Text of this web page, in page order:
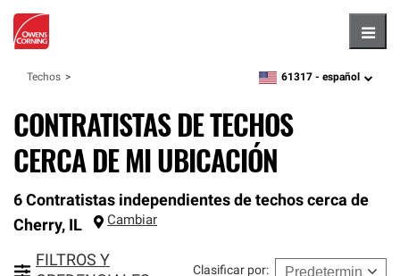
Techos zipcode, language
61317 - español
CONTRATISTAS DE TECHOS
CERCA DE MI UBICACIÓN
6 Contratistas independientes de techos cerca de
Cherry, IL Cambiar
FILTROS Y
Clasificar por: